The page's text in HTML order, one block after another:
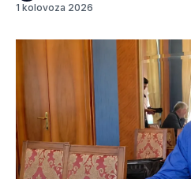
1 kolovoza 2026